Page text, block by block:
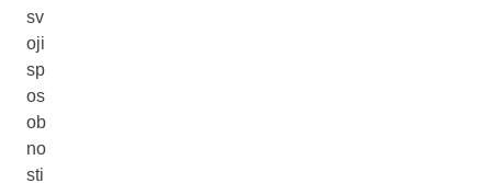
sv
oji
sp
os
ob
no
sti